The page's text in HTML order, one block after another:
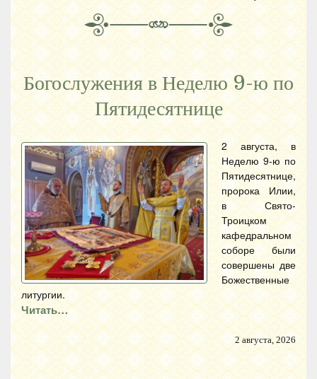
Богослужения в Неделю 9-ю по
Пятидесятнице
2 августа, в
Неделю 9-ю по
Пятидесятнице,
пророка Илии,
в Свято-
Троицком
кафедральном
соборе были
совершены две
Божественные
литургии.
Читать…
2 августа, 2026